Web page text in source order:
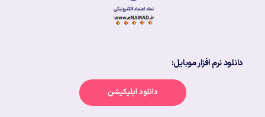
دانلود نرم افزار موبایل:
دانلود اپلیکیشن